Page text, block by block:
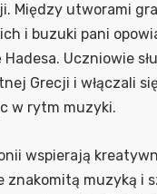
Między utworami
i buzuki pani
Uczniowie
Grecji i włączali
w rytm muzyki.
wspierają
znakomitą muzyką i